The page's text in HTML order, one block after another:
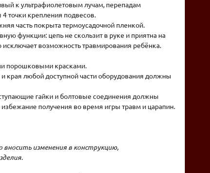
к ультрафиолетовым лучам, перепадам
точки крепления подвесов.
часть покрыта термоусадочной пленкой.
функции: цепь не скользит в руке и приятна на
возможность травмирования ребёнка.
порошковыми красками.
любой доступной части оборудования должны
гайки и болтовые соединения должны
получения во время игры травм и царапин.
изменения в конструкцию,